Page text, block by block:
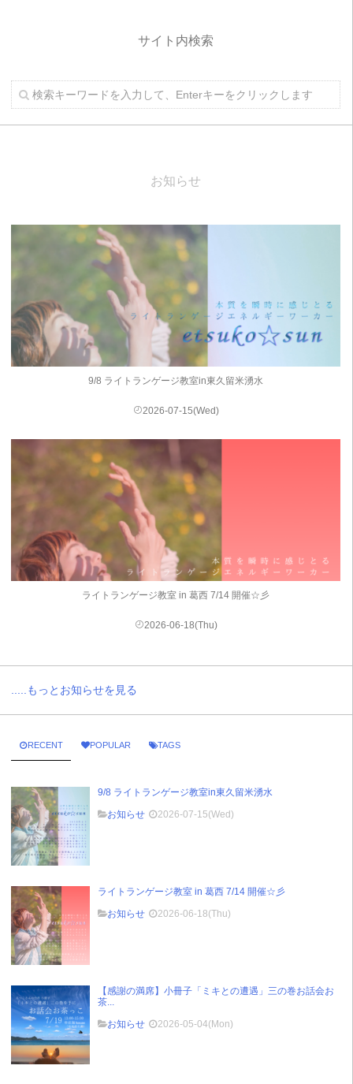
サイト内検索
お知らせ
9/8 ライトランゲージ教室in東久留米湧水
2026-07-15(Wed)
ライトランゲージ教室 in 葛西 7/14 開催☆彡
2026-06-18(Thu)
.....もっとお知らせを見る
RECENT POPULAR TAGS
9/8 ライトランゲージ教室in東久留米湧水
お知らせ
2026-07-15(Wed)
ライトランゲージ教室 in 葛西 7/14 開催☆彡
お知らせ
2026-06-18(Thu)
【感謝の満席】小冊子「ミキとの遭遇」三の巻お話会お
茶...
お知らせ
2026-05-04(Mon)